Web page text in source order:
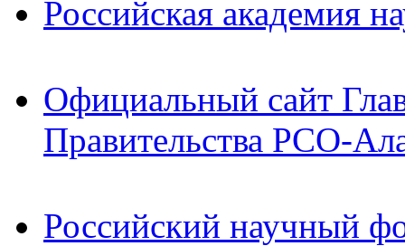
Российская академия
Официальный сайт
Правительства РСО-
Российский научный